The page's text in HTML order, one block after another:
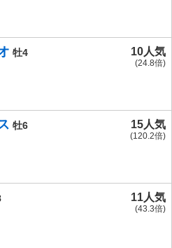
牡4 10人気
(24.8倍)
牡6 15人気
(120.2倍)
11人気
(43.3倍)